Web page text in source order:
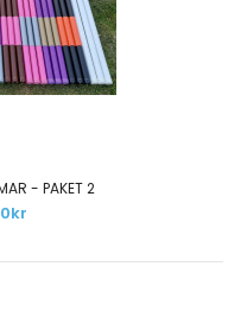
3 M - PAKET 2
i vårt lager.Paketet
- PAKET 2